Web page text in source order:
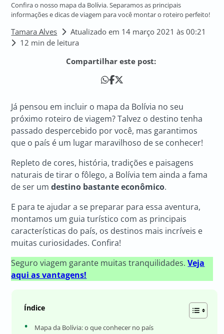
Confira o nosso mapa da Bolívia. Separamos as principais
informações e dicas de viagem para você montar o roteiro perfeito!
Tamara Alves
Atualizado em 14 março 2021 às 00:21
12 min de leitura
Compartilhar este post:
Já pensou em incluir o mapa da Bolívia no seu
próximo roteiro de viagem? Talvez o destino tenha
passado despercebido por você, mas garantimos
que o país é um lugar maravilhoso de se conhecer!
Repleto de cores, história, tradições e paisagens
naturais de tirar o fôlego, a Bolívia tem ainda a fama
de ser umdestino bastante econômico.
E para te ajudar a se preparar para essa aventura,
montamos um guia turístico com as principais
características do país, os destinos mais incríveis e
muitas curiosidades. Confira!
Seguro viagem garante muitas tranquilidades.Veja
aqui as vantagens!
Índice
Mapa da Bolívia: o que conhecer no país